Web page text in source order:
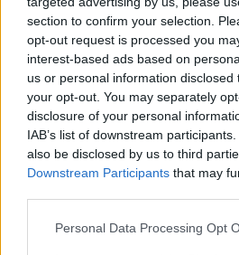
section to confirm your selection.
opt-out request is processed you
interest-based ads based on
us or personal information
your opt-out. You may separately
disclosure of your personal
IAB’s list of downstream
also be disclosed by us to third
Downstream Participants that may
Personal Data Processing Opt